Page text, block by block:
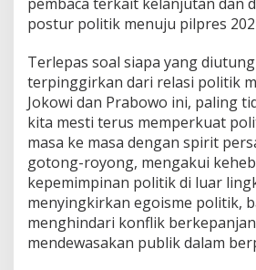
postur politik menuju pilpres
Terlepas soal siapa yang
terpinggirkan dari relasi politik
Jokowi dan Prabowo ini, paling
kita mesti terus memperkuat
masa ke masa dengan spirit
gotong-royong, mengakui
kepemimpinan politik di luar
menyingkirkan egoisme politik,
menghindari konflik
mendewasakan publik dalam